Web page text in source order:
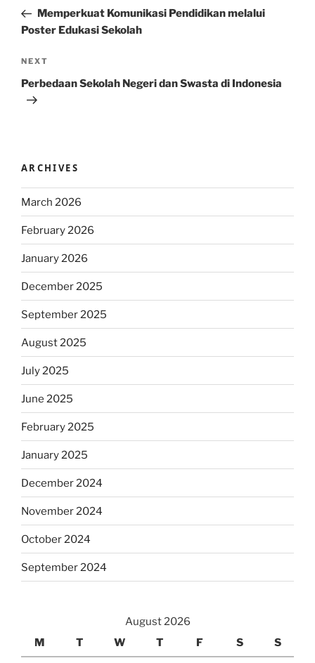
PostMemperkuat Komunikasi Pendidikan melalui
Poster Edukasi Sekolah
Next
Post
NEXT
Perbedaan Sekolah Negeri dan Swasta di Indonesia
ARCHIVES
March 2026
February 2026
January 2026
December 2025
September 2025
August 2025
July 2025
June 2025
February 2025
January 2025
December 2024
November 2024
October 2024
September 2024
August 2026
M
T W T F S S